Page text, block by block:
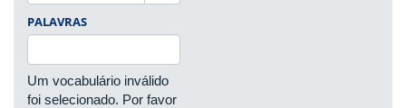
PALAVRAS
Um vocabulário inválido
foi selecionado. Por favor